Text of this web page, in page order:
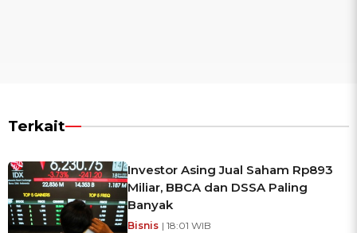
Terkait
Investor Asing Jual Saham Rp893
Miliar, BBCA dan DSSA Paling
Banyak
Bisnis | 18:01 WIB